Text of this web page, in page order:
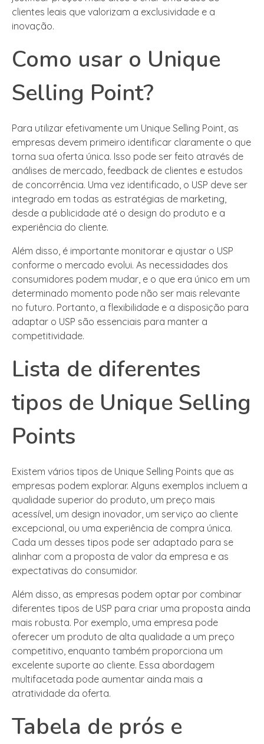
clientes leais que valorizam a exclusividade e a
inovação.
Como usar o Unique
Selling Point?
Para utilizar efetivamente um Unique Selling Point, as
empresas devem primeiro identificar claramente o que
torna sua oferta única. Isso pode ser feito através de
análises de mercado, feedback de clientes e estudos
de concorrência. Uma vez identificado, o USP deve ser
integrado em todas as estratégias de marketing,
desde a publicidade até o design do produto e a
experiência do cliente.
Além disso, é importante monitorar e ajustar o USP
conforme o mercado evolui. As necessidades dos
consumidores podem mudar, e o que era único em um
determinado momento pode não ser mais relevante
no futuro. Portanto, a flexibilidade e a disposição para
adaptar o USP são essenciais para manter a
competitividade.
Lista de diferentes
tipos de Unique Selling
Points
Existem vários tipos de Unique Selling Points que as
empresas podem explorar. Alguns exemplos incluem a
qualidade superior do produto, um preço mais
acessível, um design inovador, um serviço ao cliente
excepcional, ou uma experiência de compra única.
Cada um desses tipos pode ser adaptado para se
alinhar com a proposta de valor da empresa e as
expectativas do consumidor.
Além disso, as empresas podem optar por combinar
diferentes tipos de USP para criar uma proposta ainda
mais robusta. Por exemplo, uma empresa pode
oferecer um produto de alta qualidade a um preço
competitivo, enquanto também proporciona um
excelente suporte ao cliente. Essa abordagem
multifacetada pode aumentar ainda mais a
atratividade da oferta.
Tabela de prós e